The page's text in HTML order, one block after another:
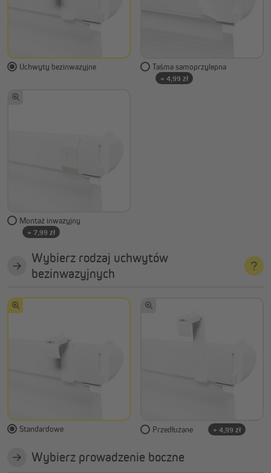
Uchwyty bezinwazyjne Taśma samoprzylepna
+ 4,99 zł
Montaż inwazyjny
+ 7,99 zł
Wybierz rodzaj uchwytów
bezinwazyjnych
Standardowe Przedłużane + 4,99 zł
Wybierz prowadzenie boczne